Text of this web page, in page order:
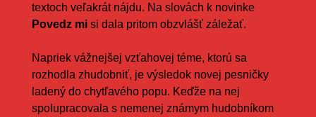
textoch veľakrát nájdu. Na slovách k novinke
Povedz misi dala pritom obzvlášť záležať.
Napriek vážnejšej vzťahovej téme, ktorú sa
rozhodla zhudobniť, je výsledok novej pesničky
ladený do chytľavého popu. Keďže na nej
spolupracovala s nemenej známym hudobníkom